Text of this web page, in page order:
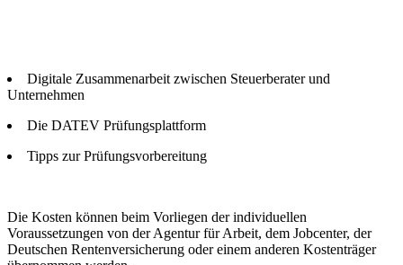
Digitale Zusammenarbeit zwischen Steuerberater und
Unternehmen
Die DATEV Prüfungsplattform
Tipps zur Prüfungsvorbereitung
Die Kosten können beim Vorliegen der individuellen
Voraussetzungen von der Agentur für Arbeit, dem Jobcenter, der
Deutschen Rentenversicherung oder einem anderen Kostenträger